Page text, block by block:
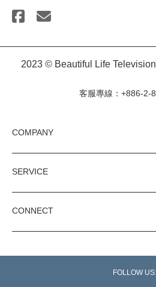
2023 © Beautiful Life
客服專線：+886-2-
COMPANY
SERVICE
CONNECT
FOLLOW US: